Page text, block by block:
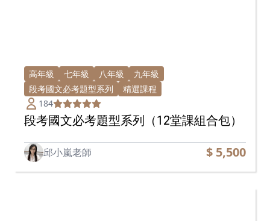
高年級 七年級 八年級
九年級
段考國文必考題型系列
精選課程
184
段考國文必考題型系列（12堂課組合包）
邱小嵐老師 $ 5,500